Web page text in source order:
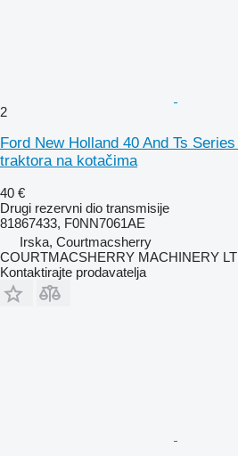
2
Ford New Holland 40 And Ts
traktora na kotačima
40 €
Drugi rezervni dio transmisije
81867433, F0NN7061AE
Irska, Courtmacsherry
COURTMACSHERRY MACHINERY
Kontaktirajte prodavatelja